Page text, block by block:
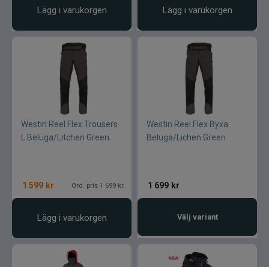
Lägg i varukorgen Lägg i varukorgen
Westin Reel Flex Trousers
L Beluga/Litchen Green
1 599 kr Ord. pris 1 699 kr
Lägg i varukorgen
Westin Reel Flex Byxa
Beluga/Lichen Green
1 699 kr
Välj variant